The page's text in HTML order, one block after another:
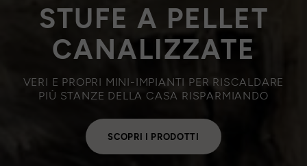
STUFE A PELLET
CANALIZZATE
VERI E PROPRI MINI-IMPIANTI PER RISCALDARE
PIÙ STANZE DELLA CASA RISPARMIANDO
SCOPRI I PRODOTTI